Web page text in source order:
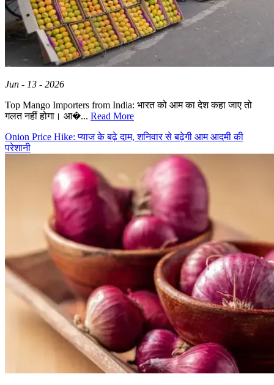
Jun - 13 - 2026
Top Mango Importers from India: भारत को आम का देश कहा जाए तो
गलत नहीं होगा। आ�... Read More
Onion Price Hike: प्याज के बढ़े दाम, शनिवार से बढ़ेगी आम आदमी की
परेशानी